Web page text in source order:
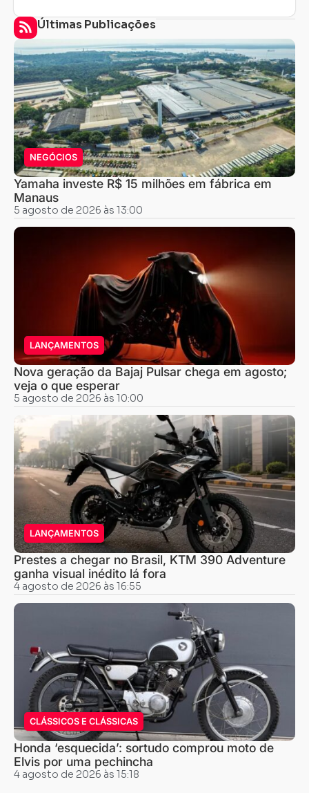
Últimas Publicações
NEGÓCIOS
Yamaha investe R$ 15 milhões em fábrica em
Manaus
5 agosto de 2026 às 13:00
LANÇAMENTOS
Nova geração da Bajaj Pulsar chega em agosto;
veja o que esperar
5 agosto de 2026 às 10:00
LANÇAMENTOS
Prestes a chegar no Brasil, KTM 390 Adventure
ganha visual inédito lá fora
4 agosto de 2026 às 16:55
CLÁSSICOS E CLÁSSICAS
Honda ‘esquecida’: sortudo comprou moto de
Elvis por uma pechincha
4 agosto de 2026 às 15:18